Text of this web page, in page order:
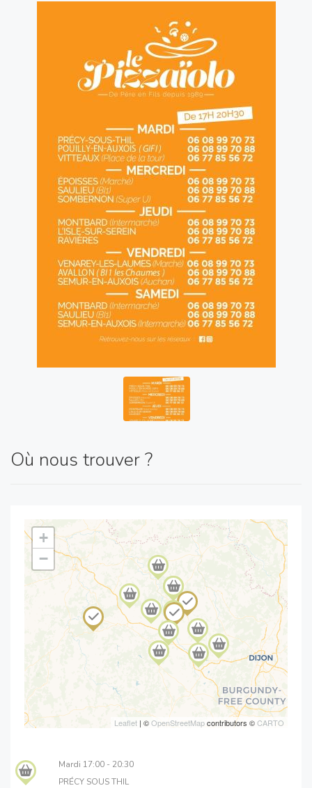
Où nous trouver ?
+
−
Leaflet | ©OpenStreetMapcontributors ©CARTO
Mardi 17:00 - 20:30
PRÉCY SOUS THIL